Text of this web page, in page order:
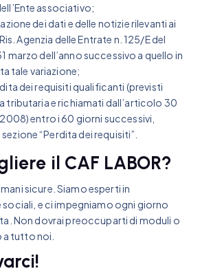
associativo;
dei dati e delle notizie rilevanti ai
Agenzia delle Entrate n. 125/E del
marzo dell’anno successivo a quello in
tale variazione;
dei requisiti qualificanti (previsti
tributaria e richiamati dall’articolo 30
entro i 60 giorni successivi,
“Perdita dei requisiti”.
il CAF LABOR?
sicure. Siamo esperti in
sociali, e ci impegniamo ogni giorno
Non dovrai preoccuparti di moduli o
a tutto noi.